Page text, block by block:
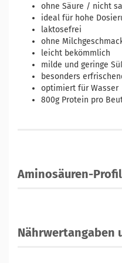
ohne Säure / nicht
ideal für hohe
laktosefrei
ohne
leicht bekömmlich
milde und geringe
besonders
optimiert für Wasser
800g Protein pro
Aminosäuren-Profil
Nährwertangaben